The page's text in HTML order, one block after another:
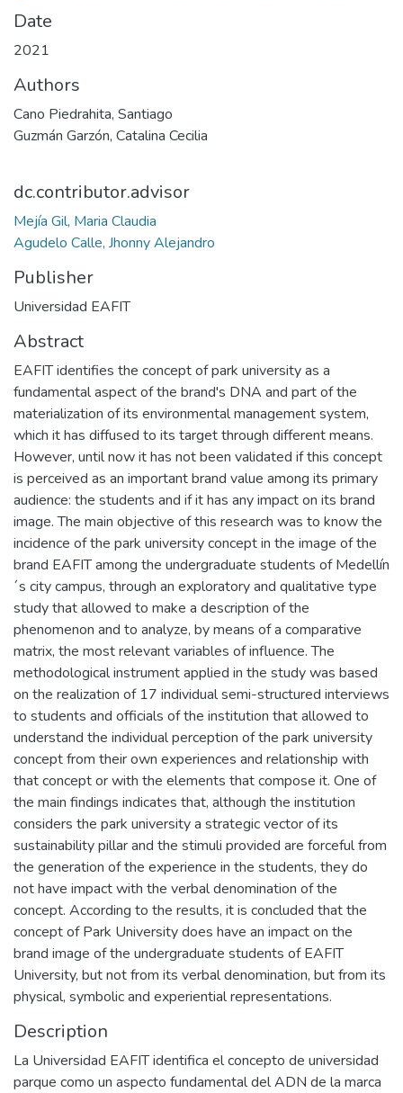
Date
2021
Authors
Cano Piedrahita, Santiago
Guzmán Garzón, Catalina Cecilia
dc.contributor.advisor
Mejía Gil, Maria Claudia
Agudelo Calle, Jhonny Alejandro
Publisher
Universidad EAFIT
Abstract
EAFIT identifies the concept of park university as a
fundamental aspect of the brand's DNA and part of the
materialization of its environmental management system,
which it has diffused to its target through different means.
However, until now it has not been validated if this concept
is perceived as an important brand value among its primary
audience: the students and if it has any impact on its brand
image. The main objective of this research was to know the
incidence of the park university concept in the image of the
brand EAFIT among the undergraduate students of Medellín
´s city campus, through an exploratory and qualitative type
study that allowed to make a description of the
phenomenon and to analyze, by means of a comparative
matrix, the most relevant variables of influence. The
methodological instrument applied in the study was based
on the realization of 17 individual semi-structured interviews
to students and officials of the institution that allowed to
understand the individual perception of the park university
concept from their own experiences and relationship with
that concept or with the elements that compose it. One of
the main findings indicates that, although the institution
considers the park university a strategic vector of its
sustainability pillar and the stimuli provided are forceful from
the generation of the experience in the students, they do
not have impact with the verbal denomination of the
concept. According to the results, it is concluded that the
concept of Park University does have an impact on the
brand image of the undergraduate students of EAFIT
University, but not from its verbal denomination, but from its
physical, symbolic and experiential representations.
Description
La Universidad EAFIT identifica el concepto de universidad
parque como un aspecto fundamental del ADN de la marca